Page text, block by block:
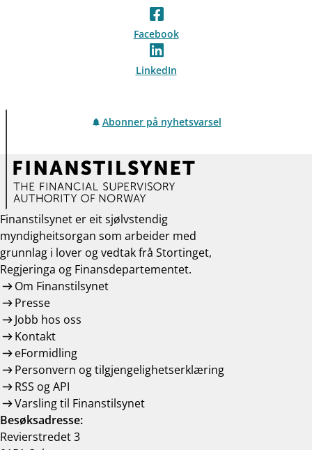
Facebook
LinkedIn
Abonner på nyhetsvarsel
Finanstilsynet er eit sjølvstendig
myndigheitsorgan som arbeider med
grunnlag i lover og vedtak frå Stortinget,
Regjeringa og Finansdepartementet.
Om Finanstilsynet
Presse
Jobb hos oss
Kontakt
eFormidling
Personvern og tilgjengelighetserklæring
RSS og API
Varsling til Finanstilsynet
Besøksadresse:
Revierstredet 3